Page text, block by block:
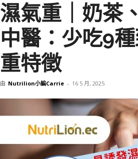
濕氣重｜奶茶
中醫：少吃9
重特徵
由 Nutrilion小編Carrie - 16 5 月, 2025